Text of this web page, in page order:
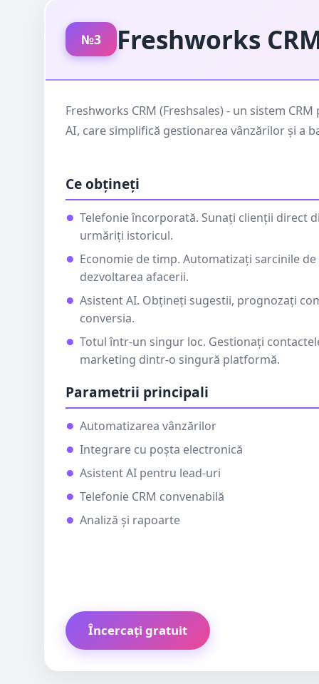
№3 Freshworks
Freshworks CRM (Freshsales) - un sistem
AI, care simplifică gestionarea vânzărilor și a
Ce obțineți
Telefonie încorporată. Sunați clienții direct
urmăriți istoricul.
Economie de timp. Automatizați sarcinile
dezvoltarea afacerii.
Asistent AI. Obțineți sugestii, prognozați
conversia.
Totul într-un singur loc. Gestionați
marketing dintr-o singură platformă.
Parametrii principali
Automatizarea vânzărilor
Integrare cu poșta electronică
Asistent AI pentru lead-uri
Telefonie CRM convenabilă
Analiză și rapoarte
Încercați gratuit